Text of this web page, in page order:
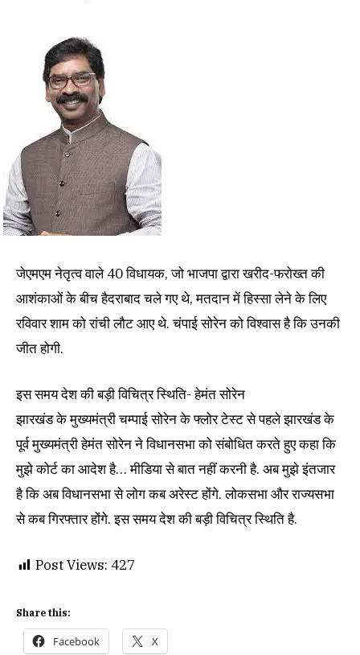
जेएमएम नेतृत्व वाले 40 विधायक, जो भाजपा द्वारा खरीद-फरोख्त की
आशंकाओं के बीच हैदराबाद चले गए थे, मतदान में हिस्सा लेने के लिए
रविवार शाम को रांची लौट आए थे. चंपाई सोरेन को विश्‍वास है कि उनकी
जीत होगी.
इस समय देश की बड़ी विचित्र स्थिति- हेमंत सोरेन
झारखंड के मुख्यमंत्री चम्पाई सोरेन के फ्लोर टेस्ट से पहले झारखंड के
पूर्व मुख्यमंत्री हेमंत सोरेन ने विधानसभा को संबोधित करते हुए कहा कि
मुझे कोर्ट का आदेश है… मीडिया से बात नहीं करनी है. अब मुझे इंतजार
है कि अब विधानसभा से लोग कब अरेस्ट होंगे. लोकसभा और राज्यसभा
से कब गिरफ्तार होंगे. इस समय देश की बड़ी विचित्र स्थिति है.
Post Views: 427
Share this:
Facebook X